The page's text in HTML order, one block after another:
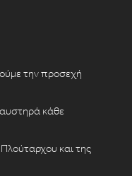
την προσεχή
κάθε
και της